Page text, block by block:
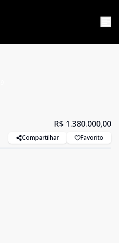
R$ 1.380.000,00
Compartilhar Favorito